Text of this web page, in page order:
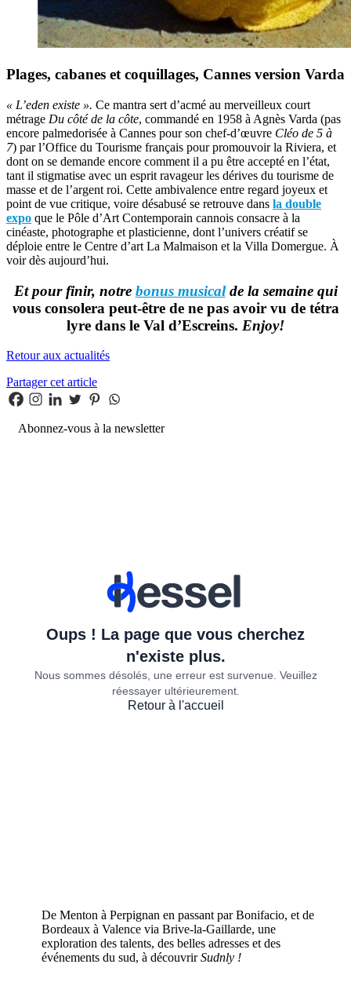
Plages, cabanes et coquillages, Cannes version Varda
« L’eden existe ». Ce mantra sert d’acmé au merveilleux court
métrage Du côté de la côte, commandé en 1958 à Agnès Varda (pas
encore palmedorisée à Cannes pour son chef-d’œuvre Cléo de 5 à
7) par l’Office du Tourisme français pour promouvoir la Riviera, et
dont on se demande encore comment il a pu être accepté en l’état,
tant il stigmatise avec un esprit ravageur les dérives du tourisme de
masse et de l’argent roi. Cette ambivalence entre regard joyeux et
point de vue critique, voire désabusé se retrouve dans la double
expo que le Pôle d’Art Contemporain cannois consacre à la
cinéaste, photographe et plasticienne, dont l’univers créatif se
déploie entre le Centre d’art La Malmaison et la Villa Domergue. À
voir dès aujourd’hui.
Et pour finir, notre bonus musicalde la semaine qui
vous consolera peut-être de ne pas avoir vu de tétra
lyre dans le Val d’Escreins. Enjoy!
Retour aux actualités
Partager cet article
Abonnez-vous à la newsletter
De Menton à Perpignan en passant par Bonifacio, et de
Bordeaux à Valence via Brive-la-Gaillarde, une
exploration des talents, des belles adresses et des
événements du sud, à découvrirSudnly !